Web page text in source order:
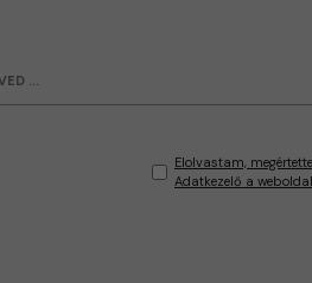
Elolvastam,
Adatkezelő a